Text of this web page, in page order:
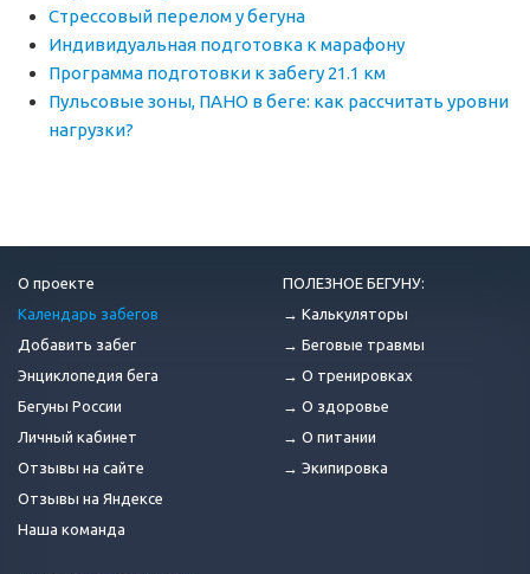
Стрессовый перелом у бегуна
Индивидуальная подготовка к марафону
Программа подготовки к забегу 21.1 км
Пульсовые зоны, ПАНО в беге: как рассчитать уровни
нагрузки?
О проекте
Календарь забегов
Добавить забег
Энциклопедия бега
Бегуны России
Личный кабинет
Отзывы на сайте
Отзывы на Яндексе
Наша команда
ПОЛЕЗНОЕ БЕГУНУ:
→ Калькуляторы
→ Беговые травмы
→ О тренировках
→ О здоровье
→ О питании
→ Экипировка